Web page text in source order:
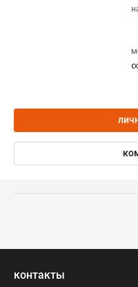
контакты